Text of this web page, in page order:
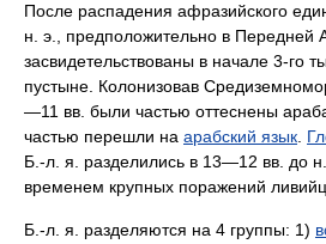
После распадения афразийского
н. э., предположительно в Передней
засвидетельствованы в начале 3‑го
пустыне. Колонизовав
—11 вв. были частью оттеснены
частью перешли на арабский язык
Б.‑л. я. разделились в 13—12 вв. до
временем крупных поражений
Б.‑л. я. разделяются на 4 группы: 1)